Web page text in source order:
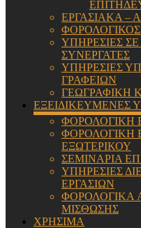
ΕΡΓΑΣΙΑΚΑ –
ΦΟΡΟΛΟΓΙΚΟΣ
ΥΠΗΡΕΣΙΕΣ
ΣΥΝΕΡΓΑΤΕΣ
ΥΠΗΡΕΣΙΕΣ
ΓΡΑΦΕΙΩΝ
ΓΕΩΓΡΑΦΙΚΗ
ΕΞΕΙΔΙΚΕΥΜΕΝΕΣ
ΦΟΡΟΛΟΓΙΚΗ
ΦΟΡΟΛΟΓΙΚΗ
ΕΞΩΤΕΡΙΚΟΥ
ΣΕΜΙΝΑΡΙΑ
ΥΠΗΡΕΣΙΕΣ
ΕΡΓΑΣΙΩΝ
ΦΟΡΟΛΟΓΙΚΑ
ΜΙΣΘΩΣΗΣ
ΧΡΗΣΙΜΑ